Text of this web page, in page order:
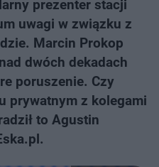
prezenter stacji
uwagi w związku z
Marcin Prokop
dwóch dekadach
poruszenie. Czy
prywatnym z kolegami
to Agustin